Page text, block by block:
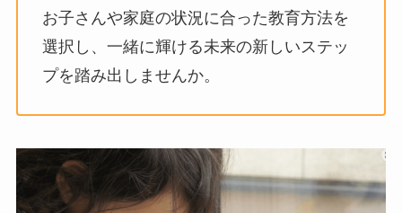
お子さんや家庭の状況に合った教育方法を
選択し、一緒に輝ける未来の新しいステッ
プを踏み出しませんか。